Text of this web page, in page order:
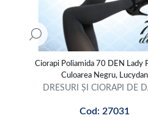
Ciorapi Poliamida 70 DEN Lady
Culoarea Negru, Lucydan
DRESURI ȘI CIORAPI DE
Cod: 27031